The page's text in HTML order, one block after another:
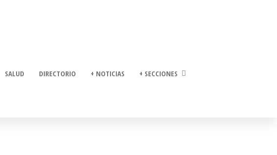
SALUD DIRECTORIO + NOTICIAS + SECCIONES